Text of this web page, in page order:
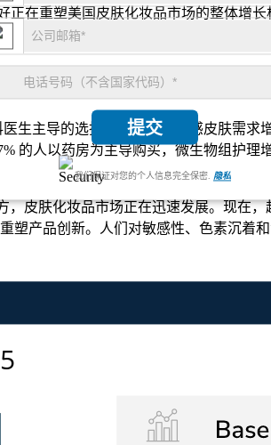
提交
我们保证对您的个人信息完全保密. 隐私
在重塑美国皮肤化妆品市场的整体增长
亿美元，到 2035 年最终达到
生主导的选择增加 44%，敏感皮肤需求
的人以药房为主导购买，微生物组护理
皮肤化妆品市场正在迅速发展。现在
塑产品创新。人们对敏感性、色素沉着